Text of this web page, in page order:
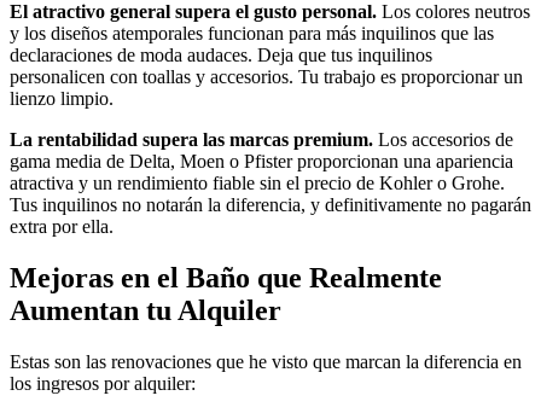
El atractivo general supera el gusto personal. Los colores neutros
y los diseños atemporales funcionan para más inquilinos que las
declaraciones de moda audaces. Deja que tus inquilinos
personalicen con toallas y accesorios. Tu trabajo es proporcionar un
lienzo limpio.
La rentabilidad supera las marcas premium. Los accesorios de
gama media de Delta, Moen o Pfister proporcionan una apariencia
atractiva y un rendimiento fiable sin el precio de Kohler o Grohe.
Tus inquilinos no notarán la diferencia, y definitivamente no pagarán
extra por ella.
Mejoras en el Baño que Realmente
Aumentan tu Alquiler
Estas son las renovaciones que he visto que marcan la diferencia en
los ingresos por alquiler: